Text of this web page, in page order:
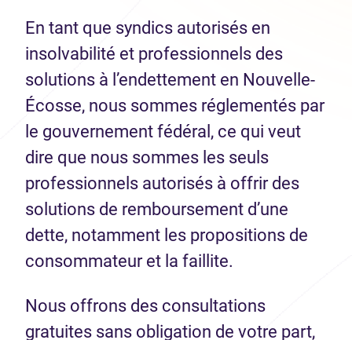
En tant que syndics autorisés en
insolvabilité et professionnels des
solutions à l’endettement en Nouvelle-
Écosse, nous sommes réglementés par
le gouvernement fédéral, ce qui veut
dire que nous sommes les seuls
professionnels autorisés à offrir des
solutions de remboursement d’une
dette, notamment les propositions de
consommateur et la faillite.
Nous offrons des consultations
gratuites sans obligation de votre part,